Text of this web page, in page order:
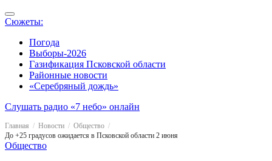
Сюжеты:
Погода
Выборы-2026
Газификация Псковской области
Районные новости
«Серебряный дождь»
Слушать радио «7 небо» онлайн
Главная Новости
Общество
До +25 градусов ожидается в Псковской области 2 июня
Общество